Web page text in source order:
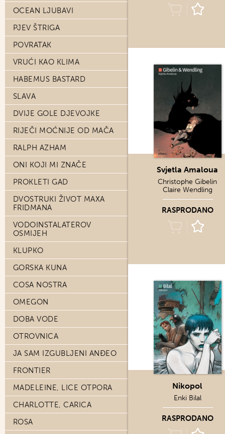
OCEAN LJUBAVI
PJEV ŠTRIGA
POVRATAK
VRUĆI KAO KLIMA
HABEMUS BASTARD
SLAVA
DVIJE GOLE DJEVOJKE
RIJEČI MOĆNIJE OD MAČA
RALPH AZHAM
ONI KOJI MI ZNAČE
PROKLETI GAD
DVOSTRUKI ŽIVOT MAXA
FRIDMANA
VODOINSTALATEROV
OSMIJEH
KLUPKO
GORSKA KUNA
COSA NOSTRA
OMEGON
DOBA VODE
OTROVNICA
JA SAM IZGUBLJENI ANĐEO
FRONTIER
MADELEINE, LICE OTPORA
CHARLOTTE, CARICA
ROSA
Svjetla Amaloua
Christophe Gibelin
Claire Wendling
RASPRODANO
Nikopol
Enki Bilal
RASPRODANO